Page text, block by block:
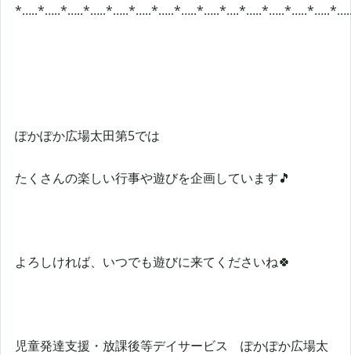
ぽかぽか広場太田第5では
たくさんの楽しい行事や遊びを企画しています🎵
よろしければ、いつでも遊びに来てくださいね🍀
児童発達支援・放課後等デイサービス ぽかぽか広場太